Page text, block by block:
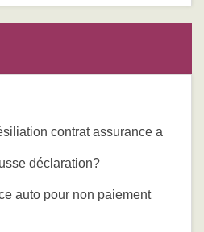
contrat assurance a
déclaration?
auto pour non paiement